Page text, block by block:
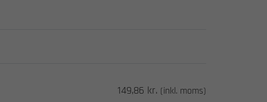
149,86 kr. (inkl. moms)